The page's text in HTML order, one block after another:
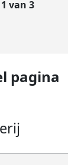
1 van 3
pagina